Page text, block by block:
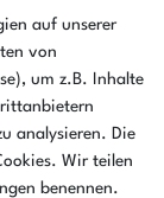
auf unserer
von
um z.B. Inhalte
analysieren. Die
Wir teilen
benennen.